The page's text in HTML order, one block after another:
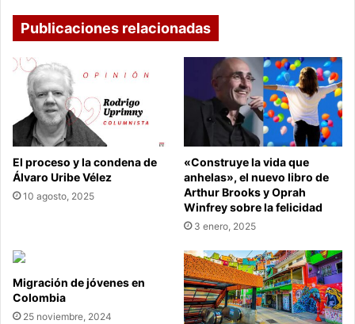
Publicaciones relacionadas
El proceso y la condena de
Álvaro Uribe Vélez
10 agosto, 2025
«Construye la vida que
anhelas», el nuevo libro de
Arthur Brooks y Oprah
Winfrey sobre la felicidad
3 enero, 2025
Migración de jóvenes en
Colombia
25 noviembre, 2024